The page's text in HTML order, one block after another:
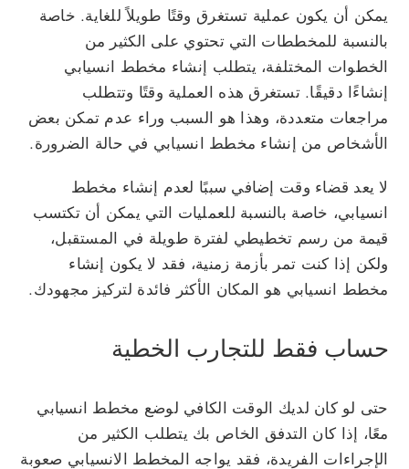
يمكن أن يكون عملية تستغرق وقتًا طويلاً للغاية. خاصة
بالنسبة للمخططات التي تحتوي على الكثير من
الخطوات المختلفة، يتطلب إنشاء مخطط انسيابي
إنشاءًا دقيقًا. تستغرق هذه العملية وقتًا وتتطلب
مراجعات متعددة، وهذا هو السبب وراء عدم تمكن بعض
الأشخاص من إنشاء مخطط انسيابي في حالة الضرورة.
لا يعد قضاء وقت إضافي سببًا لعدم إنشاء مخطط
انسيابي، خاصة بالنسبة للعمليات التي يمكن أن تكتسب
قيمة من رسم تخطيطي لفترة طويلة في المستقبل،
ولكن إذا كنت تمر بأزمة زمنية، فقد لا يكون إنشاء
مخطط انسيابي هو المكان الأكثر فائدة لتركيز مجهودك.
حساب فقط للتجارب الخطية
حتى لو كان لديك الوقت الكافي لوضع مخطط انسيابي
معًا، إذا كان التدفق الخاص بك يتطلب الكثير من
الإجراءات الفريدة، فقد يواجه المخطط الانسيابي صعوبة